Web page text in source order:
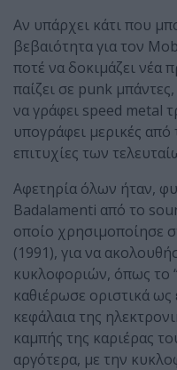
Αν υπάρχει κάτι που
βεβαιότητα για τον
ποτέ να δοκιμάζει νέα
παίζει σε punk
να γράφει speed metal
υπογράφει μερικές από
επιτυχίες των
Αφετηρία όλων ήταν,
Badalamenti από το
οποίο χρησιμοποίησε
(1991), για να
κυκλοφοριών, όπως το
καθιέρωσε οριστικά
κεφάλαια της
καμπής της καριέρας
αργότερα, με την